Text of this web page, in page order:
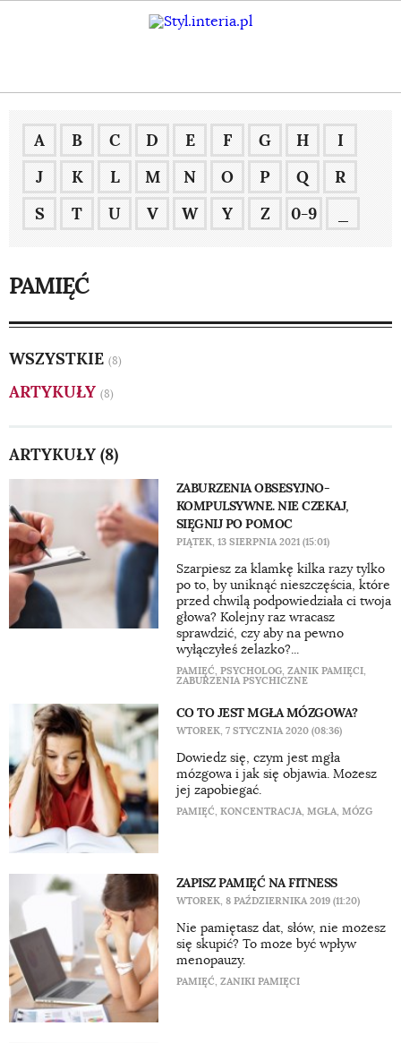
A B C D E F G H
I
J
K L M N O P Q
R
S
T U V W Y Z 0-9
PAMIĘĆ
WSZYSTKIE (8)
ARTYKUŁY (8)
ARTYKUŁY (8)
ZABURZENIA OBSESYJNO-
KOMPULSYWNE. NIE CZEKAJ,
SIĘGNIJ PO POMOC
PIĄTEK, 13 SIERPNIA 2021 (15:01)
Szarpiesz za klamkę kilka razy tylko
po to, by uniknąć nieszczęścia, które
przed chwilą podpowiedziała ci twoja
głowa? Kolejny raz wracasz
sprawdzić, czy aby na pewno
wyłączyłeś żelazko?...
PAMIĘĆ, PSYCHOLOG, ZANIK PAMIĘCI,
ZABURZENIA PSYCHICZNE
CO TO JEST MGŁA MÓZGOWA?
WTOREK, 7 STYCZNIA 2020 (08:36)
Dowiedz się, czym jest mgła
mózgowa i jak się objawia. Możesz
jej zapobiegać.
PAMIĘĆ, KONCENTRACJA, MGŁA, MÓZG
ZAPISZ PAMIĘĆ NA FITNESS
WTOREK, 8 PAŹDZIERNIKA 2019 (11:20)
Nie pamiętasz dat, słów, nie możesz
się skupić? To może być wpływ
menopauzy.
PAMIĘĆ ZANIKI PAMIĘCI